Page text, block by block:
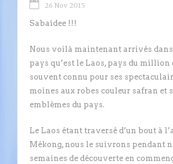
26 Nov 2015
Sabaidee !!!
Nous voilà maintenant arrivés
pays qu’est le Laos, pays du million
souvent connu pour ses
moines aux robes couleur safran et
emblèmes du pays.
Le Laos étant traversé d’un bout à
Mékong, nous le suivrons pendant
semaines de découverte en